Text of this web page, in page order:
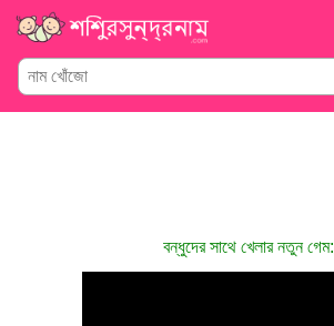
বন্ধুদের সাথে খেলার নতুন গেম: